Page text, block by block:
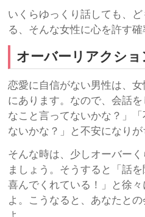
いくらゆっくり話しても、
る、そんな女性に心を許す確
オーバーリアクシ
恋愛に自信がない男性は、
にあります。なので、会話
なこと言ってないかな？」
ないかな？」と不安になりが
そんな時は、少しオーバー
ましょう。そうすると「話
喜んでくれている！」と徐
よ。こうなると、あなたと